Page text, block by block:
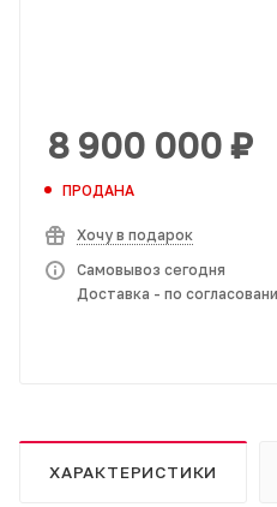
8 900 000 ₽
ПРОДАНА
Хочу в подарок
Самовывоз сегодня
Доставка - по
ХАРАКТЕРИСТИКИ